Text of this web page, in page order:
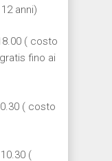
anni)
( costo
fino ai
( costo
(